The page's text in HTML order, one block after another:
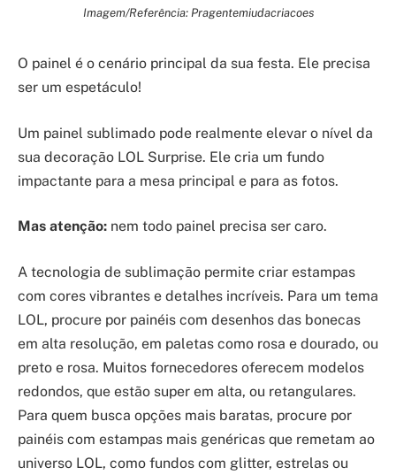
Imagem/Referência: Pragentemiudacriacoes
O painel é o cenário principal da sua festa. Ele precisa
ser um espetáculo!
Um painel sublimado pode realmente elevar o nível da
sua decoração LOL Surprise. Ele cria um fundo
impactante para a mesa principal e para as fotos.
Mas atenção: nem todo painel precisa ser caro.
A tecnologia de sublimação permite criar estampas
com cores vibrantes e detalhes incríveis. Para um tema
LOL, procure por painéis com desenhos das bonecas
em alta resolução, em paletas como rosa e dourado, ou
preto e rosa. Muitos fornecedores oferecem modelos
redondos, que estão super em alta, ou retangulares.
Para quem busca opções mais baratas, procure por
painéis com estampas mais genéricas que remetam ao
universo LOL, como fundos com glitter, estrelas ou